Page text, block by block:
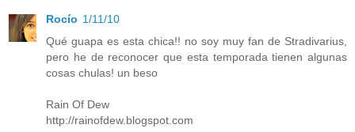
Rocío 1/11/10
Qué guapa es esta chica!! no soy muy fan de Stradivarius,
pero he de reconocer que esta temporada tienen algunas
cosas chulas! un beso
Rain Of Dew
http://rainofdew.blogspot.com